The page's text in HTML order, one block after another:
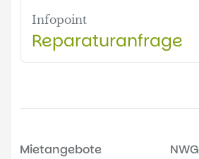
Infopoint
Reparaturanfrage
Mietangebote NWG